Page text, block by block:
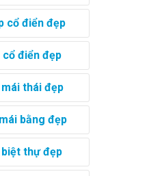
cổ điển đẹp
điển đẹp
thái đẹp
bằng đẹp
thự đẹp